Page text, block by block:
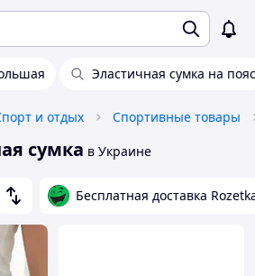
Эластичная сумка на пояс
и отдых Спортивные товары
сумка в Украине
Бесплатная доставка